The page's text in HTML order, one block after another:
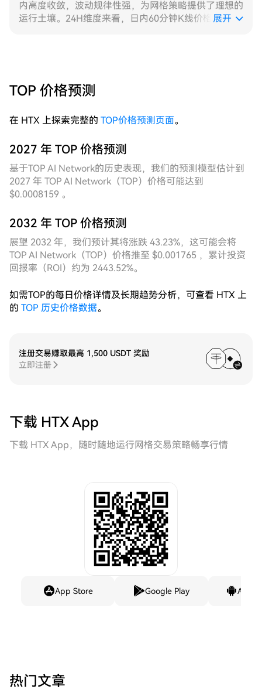
内高度收敛，波动规律性强，为网格策略提供了理想的
运行土壤。24H维度来看，日内60分钟K线价格全程在
成交次数，日内累计捕获震荡收益的效率显著领先。
7D维度复盘来看，近七日日K线开收价持续紧密咬合，
破，整体呈现出教科书式的箱体震荡形态，成交量维持
定网格在此周期内虽同样有所收益，但因格距固定、无
出现空挂未触发的情况；动态网格则持续根据波动率变
化重新校准格距与挂单区间，确保每一格均处于有效成
交概率最高的价格带内，7D累计触发效率与资金利用
横盘行情中的结构性优势。
展开
TOP 价格预测
在 HTX 上探索完整的 TOP价格预测页面。
2027 年 TOP 价格预测
基于TOP AI Network的历史表现，我们的预测模型估计到
2027 年 TOP AI Network（TOP）价格可能达到
$0.0008159 。
2032 年 TOP 价格预测
展望 2032 年，我们预计其将涨跌 43.23%，这可能会将
TOP AI Network（TOP）价格推至 $0.001765 ，累计投资
回报率（ROI）约为 2443.52%。
如需TOP的每日价格详情及长期趋势分析，可查看 HTX 上
的 TOP 历史价格数据。
注册交易赚取最高 1,500 USDT 奖励
立即注册
下载 HTX App
下载 HTX App，随时随地运行网格交易策略畅享行情
App Store Google Play
热门文章